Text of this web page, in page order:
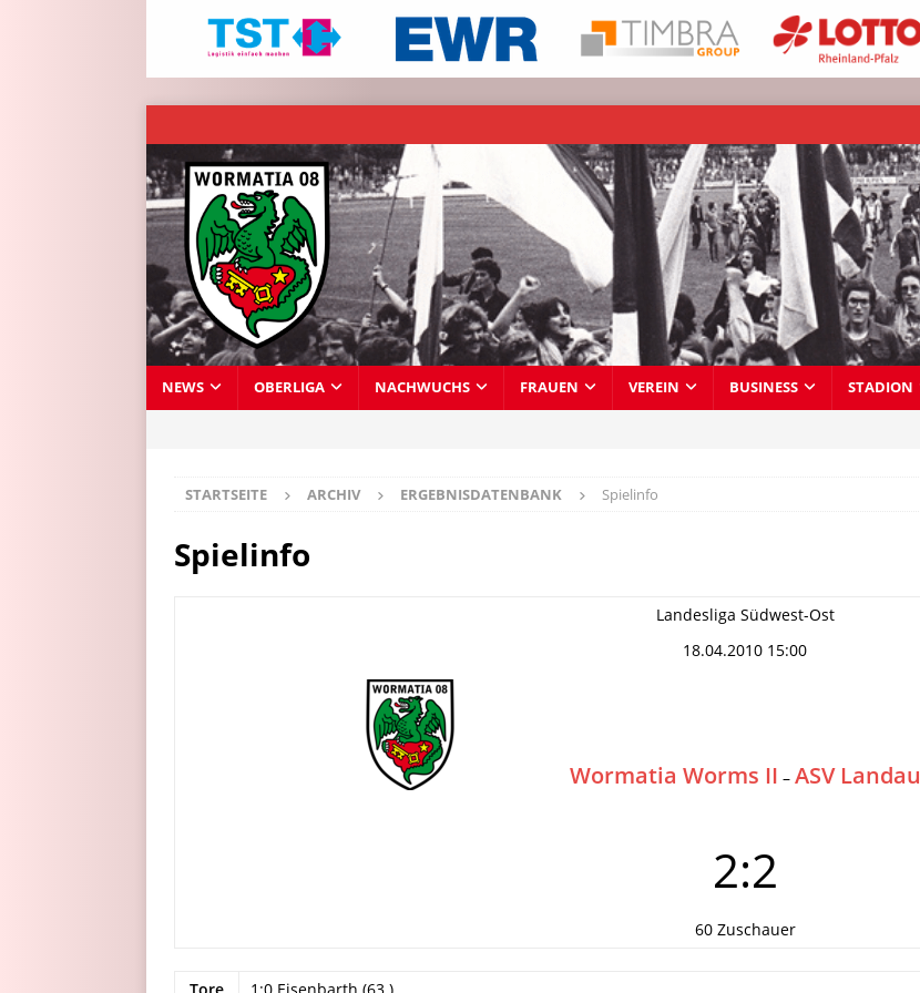
NEWS OBERLIGA NACHWUCHS FRAUEN VEREIN BUSINESS STADION
STARTSEITE ARCHIV ERGEBNISDATENBANK Spielinfo
Spielinfo
Landesliga Südwest-Ost
18.04.2010 15:00
Wormatia Worms II – ASV Landau
2:2
60 Zuschauer